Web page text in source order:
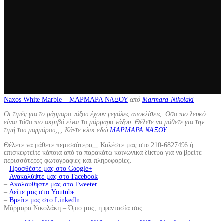
Naxos White Marble – ΜΑΡΜΑΡΑ ΝΑΞΟΥ από Marmara-Nikolaki
Οι τιμές για το μάρμαρο νάξου έχουν μεγάλες αποκλίσεις. Οσο πιο λευκό
είναι τόσο πιο ακριβό είναι το μάρμαρο νάξου. Θέλετε να μάθετε για την
τιμή του μαρμάρου;;; Κάντε κλικ εδώ ΜΑΡΜΑΡΑ ΝΑΞΟΥ
Θέλετε να μάθετε περισσότερα;;; Καλέστε μας στο 210-6827496 ή
επισκεφτείτε κάποια από τα παρακάτω κοινωνικά δίκτυα για να βρείτε
περισσότερες φωτογραφίες και πληροφορίες.
– Προσθέστε μας στο Google+
– Ανακαλύψτε μας στο Facebook
– Ακολουθήστε μας στο Tweeter
– Δείτε μας στο Youtube
– Βρείτε μας στο Linkedln
Μάρμαρα Νικολάκη – Όριο μας, η φαντασία σας…